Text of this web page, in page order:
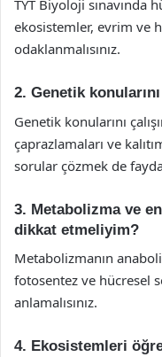
TYT Biyoloji sınavında
ekosistemler, evrim ve
odaklanmalısınız.
2. Genetik
Genetik konularını
çaprazlamaları ve
sorular çözmek de
3. Metabolizma ve
dikkat etmeliyim?
Metabolizmanın
fotosentez ve hücresel
anlamalısınız.
4. Ekosistemleri